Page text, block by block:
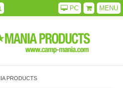
MENU
PC
PRODUCTS